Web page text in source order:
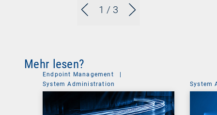
1 / 3
Mehr lesen?
Endpoint Management
System Administration
System